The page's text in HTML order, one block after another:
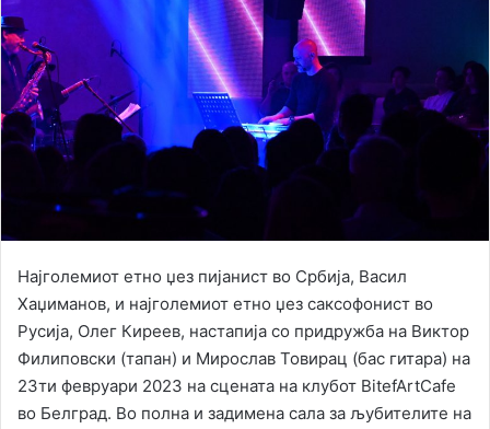
Најголемиот етно џез пијанист во Србија, Васил
Хаџиманов, и најголемиот етно џез саксофонист во
Русија, Олег Киреев, настапија со придружба на Виктор
Филиповски (тапан) и Мирослав Товирац (бас гитара) на
23ти февруари 2023 на сцената на клубот BitefArtCafe
во Белград. Во полна и задимена сала за љубителите на